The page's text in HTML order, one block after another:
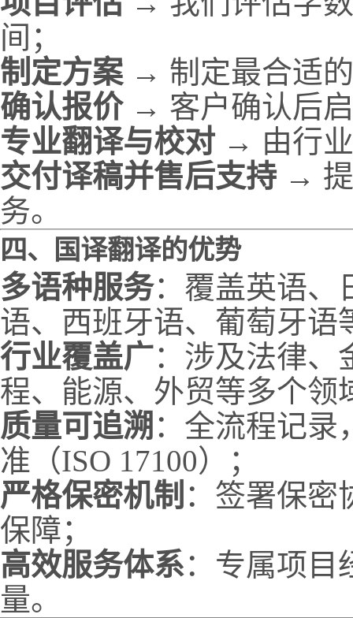
间；
制定方案 → 制定最合适
确认报价→ 客户确认后
专业翻译与校对 → 由行
交付译稿并售后支持 →
务。
四、国译翻译的优势
多语种服务：覆盖英语、
语、西班牙语、葡萄牙语
行业覆盖广：涉及法律、
程、能源、外贸等多个领
质量可追溯 ：全流程记录
准（ISO 17100）；
严格保密机制 ：签署保密
保障；
高效服务体系：专属项目
量。